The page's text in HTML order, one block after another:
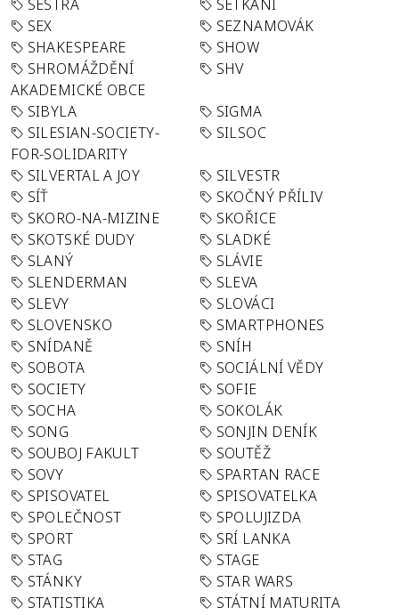
SESTRA
SETKÁNÍ
SEX
SEZNAMOVÁK
SHAKESPEARE
SHOW
SHROMÁŽDĚNÍ
AKADEMICKÉ OBCE
SHV
SIBYLA
SIGMA
SILESIAN-SOCIETY-
FOR-SOLIDARITY
SILSOC
SILVERTAL A JOY
SILVESTR
SÍŤ
SKOČNÝ PŘÍLIV
SKORO-NA-MIZINE
SKOŘICE
SKOTSKÉ DUDY
SLADKÉ
SLANÝ
SLÁVIE
SLENDERMAN
SLEVA
SLEVY
SLOVÁCI
SLOVENSKO
SMARTPHONES
SNÍDANĚ
SNÍH
SOBOTA
SOCIÁLNÍ VĚDY
SOCIETY
SOFIE
SOCHA
SOKOLÁK
SONG
SONJIN DENÍK
SOUBOJ FAKULT
SOUTĚŽ
SOVY
SPARTAN RACE
SPISOVATEL
SPISOVATELKA
SPOLEČNOST
SPOLUJIZDA
SPORT
SRÍ LANKA
STAG
STAGE
STÁNKY
STAR WARS
STATISTIKA
STÁTNÍ MATURITA